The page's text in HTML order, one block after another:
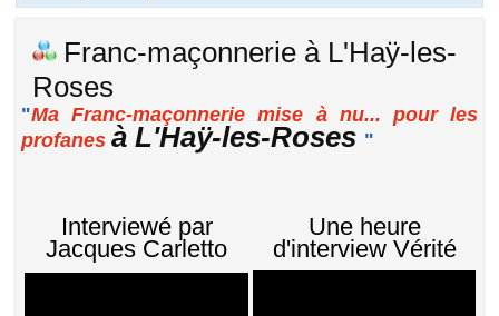
Franc-maçonnerie à L'Haÿ-les-
Roses
"Ma Franc-maçonnerie mise à nu... pour les
profanesà L'Haÿ-les-Roses "
Interviewé par
Jacques Carletto
Une heure
d'interview Vérité